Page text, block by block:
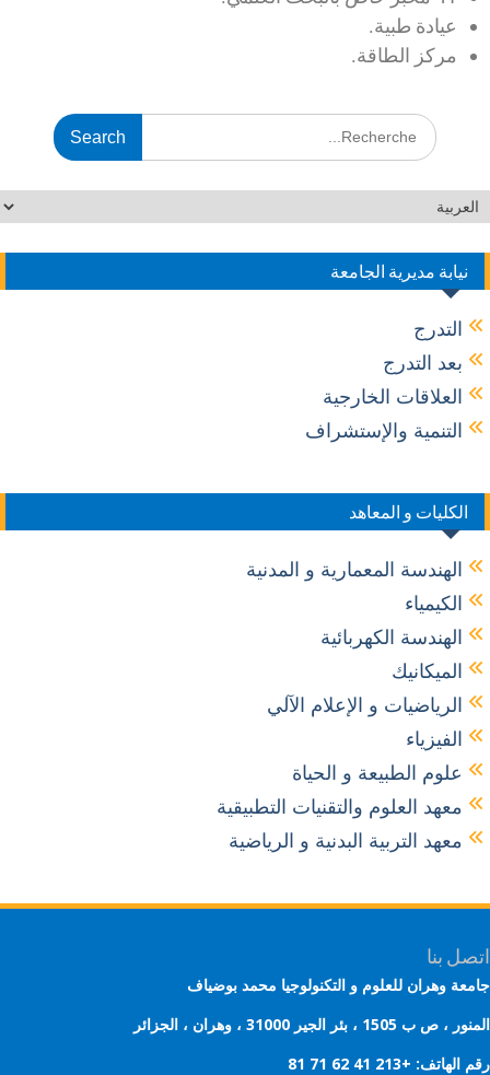
عيادة طبية.
مركز الطاقة.
نيابة مديرية الجامعة
التدرج
بعد التدرج
العلاقات الخارجية
التنمية والإستشراف
الكليات و المعاهد
الهندسة المعمارية و المدنية
الكيمياء
الهندسة الكهربائية
الميكانيك
الرياضيات و الإعلام الآلي
الفيزياء
علوم الطبيعة و الحياة
معهد العلوم والتقنيات التطبيقية
معهد التربية البدنية و الرياضية
بنا
وهران للعلوم و التكنولوجيا محمد بوضياف
1505 ، بئر الجير 31000 ، وهران ، الجزائر
+213 41 62 71 81